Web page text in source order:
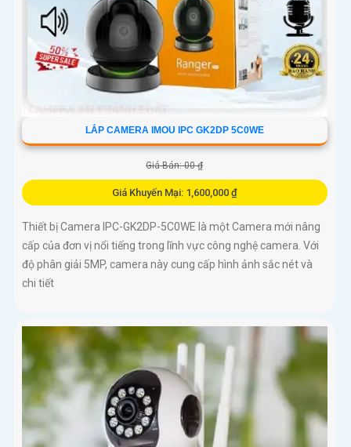
LẮP CAMERA IMOU IPC GK2DP 5C0WE
Giá Bán: 00 ₫
Giá Khuyến Mại: 1,600,000 ₫
Thiết bị Camera IPC-GK2DP-5C0WE là một Camera mới nâng
cấp của đơn vị nổi tiếng trong lĩnh vực công nghệ camera. Với
độ phân giải 5MP, camera này cung cấp hình ảnh sắc nét và
chi tiết